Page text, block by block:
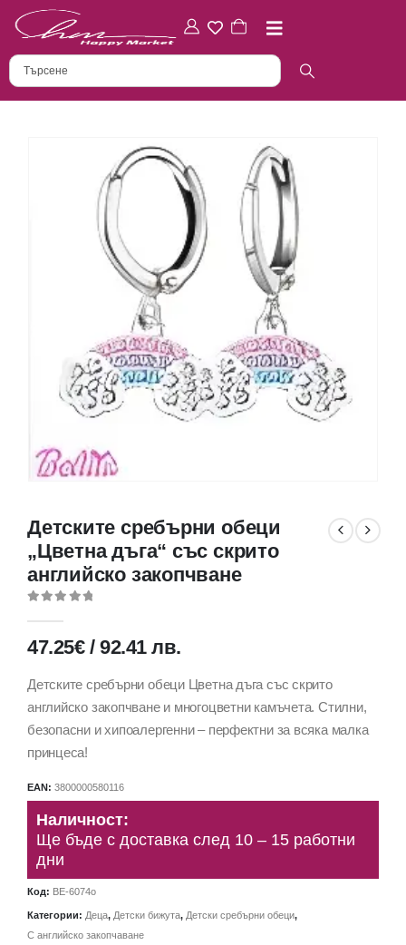
Детските сребърни обеци
„Цветна дъга“ със скрито
английско закопчване
47.25€ /92.41лв.
Детските сребърни обеци Цветна дъга със скрито
английско закопчване и многоцветни камъчета. Стилни,
безопасни и хипоалергенни – перфектни за всяка малка
принцеса!
EAN: 3800000580116
Наличност:
Ще бъде с доставка след 10 – 15 работни
дни
Код: BE-6074o
Категории: Деца, Детски бижута, Детски сребърни обеци,
С английско закопчаване